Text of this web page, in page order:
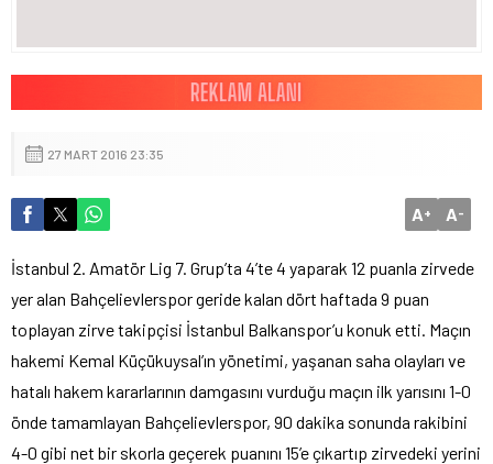
27 MART 2016 23:35
A+ A-
İstanbul 2. Amatör Lig 7. Grup’ta 4’te 4 yaparak 12 puanla zirvede
yer alan Bahçelievlerspor geride kalan dört haftada 9 puan
toplayan zirve takipçisi İstanbul Balkanspor’u konuk etti. Maçın
hakemi Kemal Küçükuysal’ın yönetimi, yaşanan saha olayları ve
hatalı hakem kararlarının damgasını vurduğu maçın ilk yarısını 1-0
önde tamamlayan Bahçelievlerspor, 90 dakika sonunda rakibini
4-0 gibi net bir skorla geçerek puanını 15’e çıkartıp zirvedeki yerini